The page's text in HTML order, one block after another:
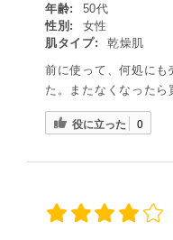
年齢:
50代
性別:
女性
肌タイプ:
乾燥肌
前に使って、何処にも
た。またなくなったら
役に立った 0